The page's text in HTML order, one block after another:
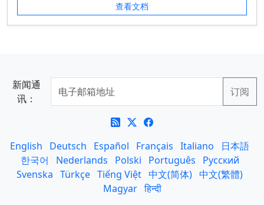
查看文档
新闻通
讯：
English Deutsch Español Français Italiano
日本語
한국어
Nederlands Polski Português
Русский
Svenska Türkçe Tiếng Việt 中文(简体) 中文(繁體)
Magyar हिन्दी